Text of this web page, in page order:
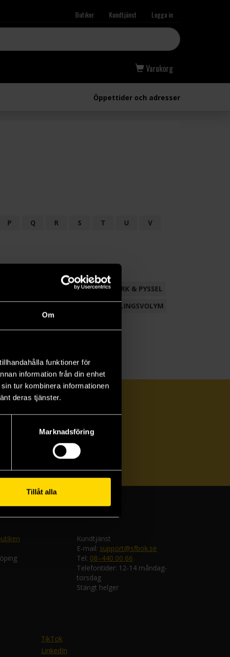
Om
funktioner för
information från din enhet
tur kombinera informationen
deras tjänster.
Marknadsföring
Tillåt alla
Butiker Kundtjänst Logga in
Varukorg
Öppettider och adresser
P Q R S T U
V
FACKLITTERATUR
HANTVERK & PYSSEL
SAMLINGSVOLYM
Kundtjänst
E-mail: support@sfbok.se
Tel: 08–440 00 66
Telefontider: 12-14 måndag-
torsdag
Stängt helger
TikTok
LinkedIn